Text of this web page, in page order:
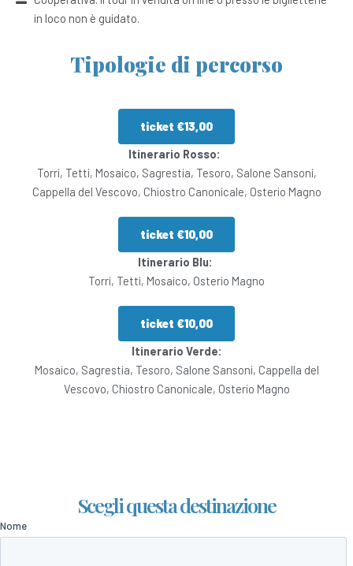
in loco non è guidato.
Tipologie di percorso
ticket €13,00
Itinerario Rosso:
Torri, Tetti, Mosaico, Sagrestia, Tesoro, Salone Sansoni,
Cappella del Vescovo, Chiostro Canonicale, Osterio Magno
ticket €10,00
Itinerario Blu:
Torri, Tetti, Mosaico, Osterio Magno
ticket €10,00
Itinerario Verde:
Mosaico, Sagrestia, Tesoro, Salone Sansoni, Cappella del
Vescovo, Chiostro Canonicale, Osterio Magno
Scegli questa destinazione